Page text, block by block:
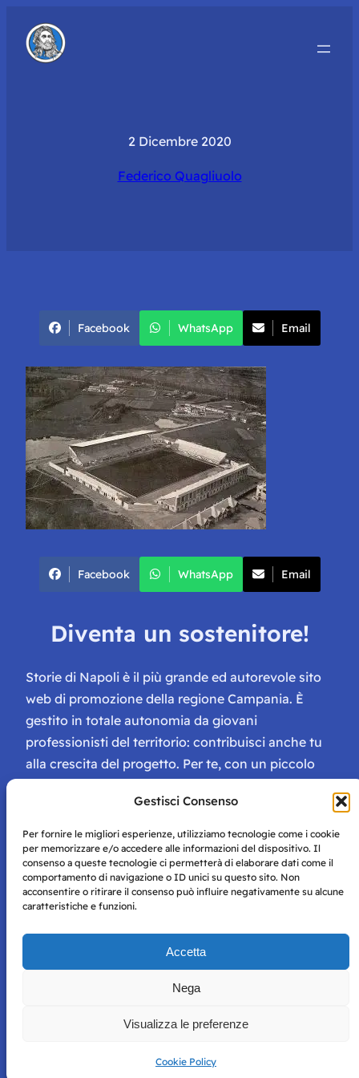
Gestisci Consenso
Per fornire le migliori esperienze, utilizziamo tecnologie come i cookie
per memorizzare e/o accedere alle informazioni del dispositivo. Il
consenso a queste tecnologie ci permetterà di elaborare dati come il
comportamento di navigazione o ID unici su questo sito. Non
acconsentire o ritirare il consenso può influire negativamente su alcune
caratteristiche e funzioni.
Accetta
Nega
Visualizza le preferenze
Cookie Policy
2 Dicembre 2020
Federico Quagliuolo
Facebook WhatsApp Email
Facebook WhatsApp Email
Diventa un sostenitore!
Storie di Napoli è il più grande ed autorevole sito
web di promozione della regione Campania. È
gestito in totale autonomia da giovani
professionisti del territorio: contribuisci anche tu
alla crescita del progetto. Per te, con un piccolo
tessera di Storie Campane, libri e magazine gratis
e inviti ad eventi esclusivi!
Storie di Napoli è una testata registrata presso il tribunale di
per mero scopo didattico e informativo.
perseguito secondo i termini di legge. Si nega l’utilizzo delle